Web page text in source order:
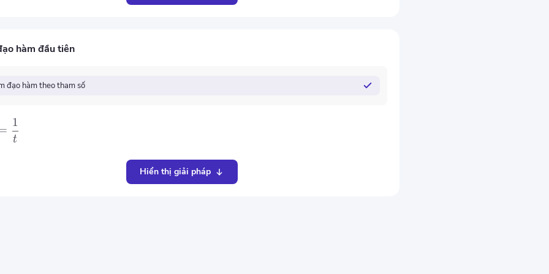
hàm đầu tiên
đạo hàm theo tham số
t
1
Hiển thị giải pháp